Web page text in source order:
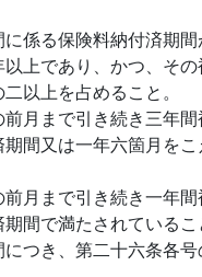
係る保険料納付済期
上であり、かつ、そ
以上を占めること。
月まで引き続き三年
間又は一年六箇月を
月まで引き続き一年
間で満たされているこ
つき、第二十六条各